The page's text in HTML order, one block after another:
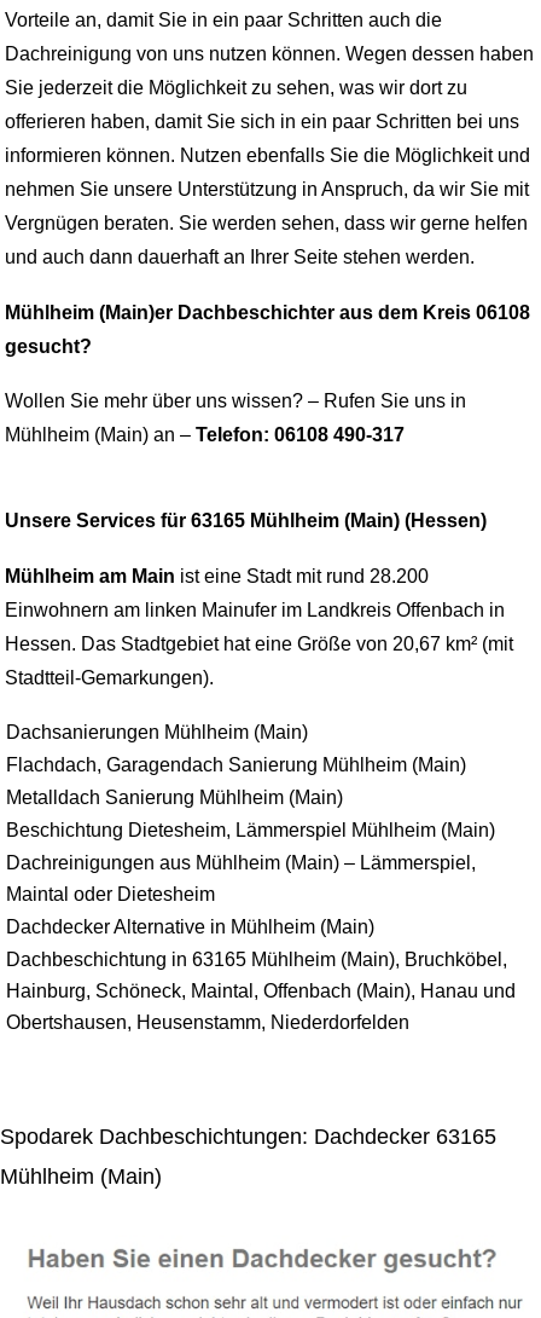
Vorteile an, damit Sie in ein paar Schritten auch die
Dachreinigung von uns nutzen können. Wegen dessen haben
Sie jederzeit die Möglichkeit zu sehen, was wir dort zu
offerieren haben, damit Sie sich in ein paar Schritten bei uns
informieren können. Nutzen ebenfalls Sie die Möglichkeit und
nehmen Sie unsere Unterstützung in Anspruch, da wir Sie mit
Vergnügen beraten. Sie werden sehen, dass wir gerne helfen
und auch dann dauerhaft an Ihrer Seite stehen werden.
Mühlheim (Main)er Dachbeschichter aus dem Kreis 06108
gesucht?
Wollen Sie mehr über uns wissen? – Rufen Sie uns in
Mühlheim (Main) an – Telefon: 06108 490-317
Unsere Services für 63165 Mühlheim (Main) (Hessen)
Mühlheim am Main ist eine Stadt mit rund 28.200
Einwohnern am linken Mainufer im Landkreis Offenbach in
Hessen. Das Stadtgebiet hat eine Größe von 20,67 km² (mit
Stadtteil-Gemarkungen).
Dachsanierungen Mühlheim (Main)
Flachdach, Garagendach Sanierung Mühlheim (Main)
Metalldach Sanierung Mühlheim (Main)
Beschichtung Dietesheim, Lämmerspiel Mühlheim (Main)
Dachreinigungen aus Mühlheim (Main) – Lämmerspiel,
Maintal oder Dietesheim
Dachdecker Alternative in Mühlheim (Main)
Dachbeschichtung in 63165 Mühlheim (Main), Bruchköbel,
Hainburg, Schöneck, Maintal, Offenbach (Main), Hanau und
Obertshausen, Heusenstamm, Niederdorfelden
Spodarek Dachbeschichtungen: Dachdecker 63165
Mühlheim (Main)